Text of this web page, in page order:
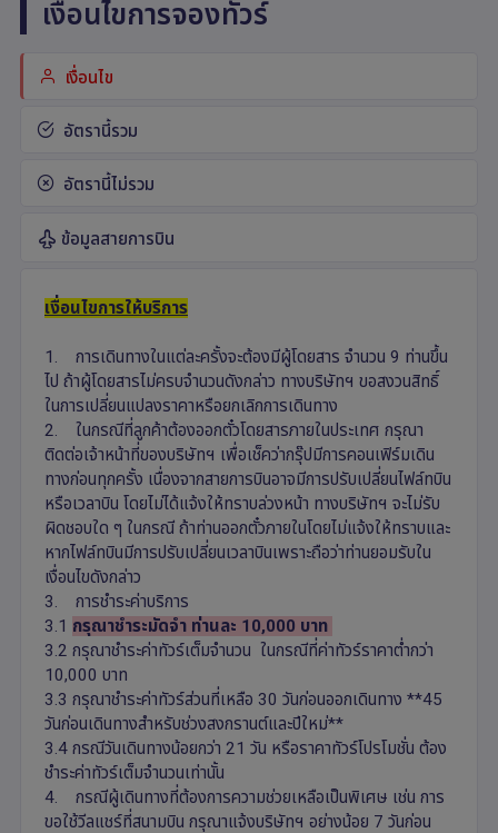
เงื่อนไขการจองทัวร์
เงื่อนไข
อัตรานี้รวม
อัตรานี้ไม่รวม
ข้อมูลสายการบิน
เงื่อนไขการให้บริการ
1. การเดินทางในแต่ละครั้งจะต้องมีผู้โดยสาร จำนวน 9 ท่านขึ้น
ไป ถ้าผู้โดยสารไม่ครบจำนวนดังกล่าว ทางบริษัทฯ ขอสงวนสิทธิ์
ในการเปลี่ยนแปลงราคาหรือยกเลิกการเดินทาง
2. ในกรณีที่ลูกค้าต้องออกตั๋วโดยสารภายในประเทศ กรุณา
ติดต่อเจ้าหน้าที่ของบริษัทฯ เพื่อเช็คว่ากรุ๊ปมีการคอนเฟิร์มเดิน
ทางก่อนทุกครั้ง เนื่องจากสายการบินอาจมีการปรับเปลี่ยนไฟล์ทบิน
หรือเวลาบิน โดยไม่ได้แจ้งให้ทราบล่วงหน้า ทางบริษัทฯ จะไม่รับ
ผิดชอบใด ๆ ในกรณี ถ้าท่านออกตั๋วภายในโดยไม่แจ้งให้ทราบและ
หากไฟล์ทบินมีการปรับเปลี่ยนเวลาบินเพราะถือว่าท่านยอมรับใน
เงื่อนไขดังกล่าว
3. การชำระค่าบริการ
3.1 กรุณาชำระมัดจำ ท่านละ 10,000 บาท
3.2 กรุณาชำระค่าทัวร์เต็มจำนวน ในกรณีที่ค่าทัวร์ราคาต่ำกว่า
10,000 บาท
3.3 กรุณาชำระค่าทัวร์ส่วนที่เหลือ 30 วันก่อนออกเดินทาง **45
วันก่อนเดินทางสำหรับช่วงสงกรานต์และปีใหม่**
3.4 กรณีวันเดินทางน้อยกว่า 21 วัน หรือราคาทัวร์โปรโมชั่น ต้อง
ชำระค่าทัวร์เต็มจำนวนเท่านั้น
4. กรณีผู้เดินทางที่ต้องการความช่วยเหลือเป็นพิเศษ เช่น การ
ขอใช้วีลแชร์ที่สนามบิน กรุณาแจ้งบริษัทฯ อย่างน้อย 7 วันก่อน